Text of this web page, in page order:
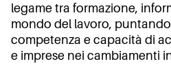
legame tra formazione,
mondo del lavoro,
competenza e capacità di
e imprese nei cambiamenti